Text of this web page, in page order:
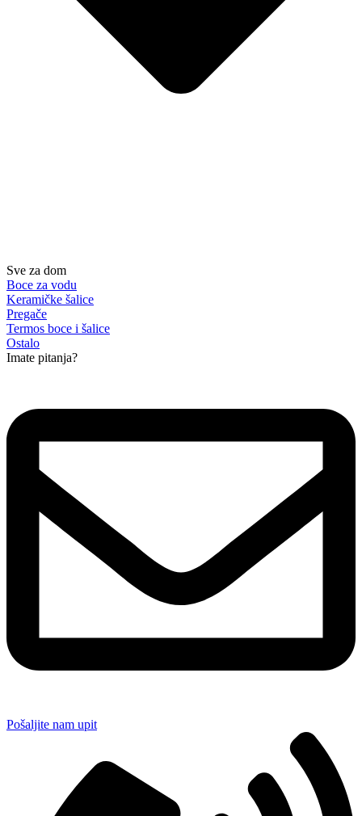
Sve za dom
Boce za vodu
Keramičke šalice
Pregače
Termos boce i šalice
Ostalo
Imate pitanja?
Pošaljite nam upit